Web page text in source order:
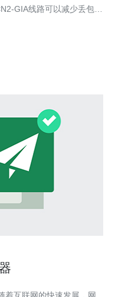
GIA线路可以减少丢包、
是在高峰期访问量上升时